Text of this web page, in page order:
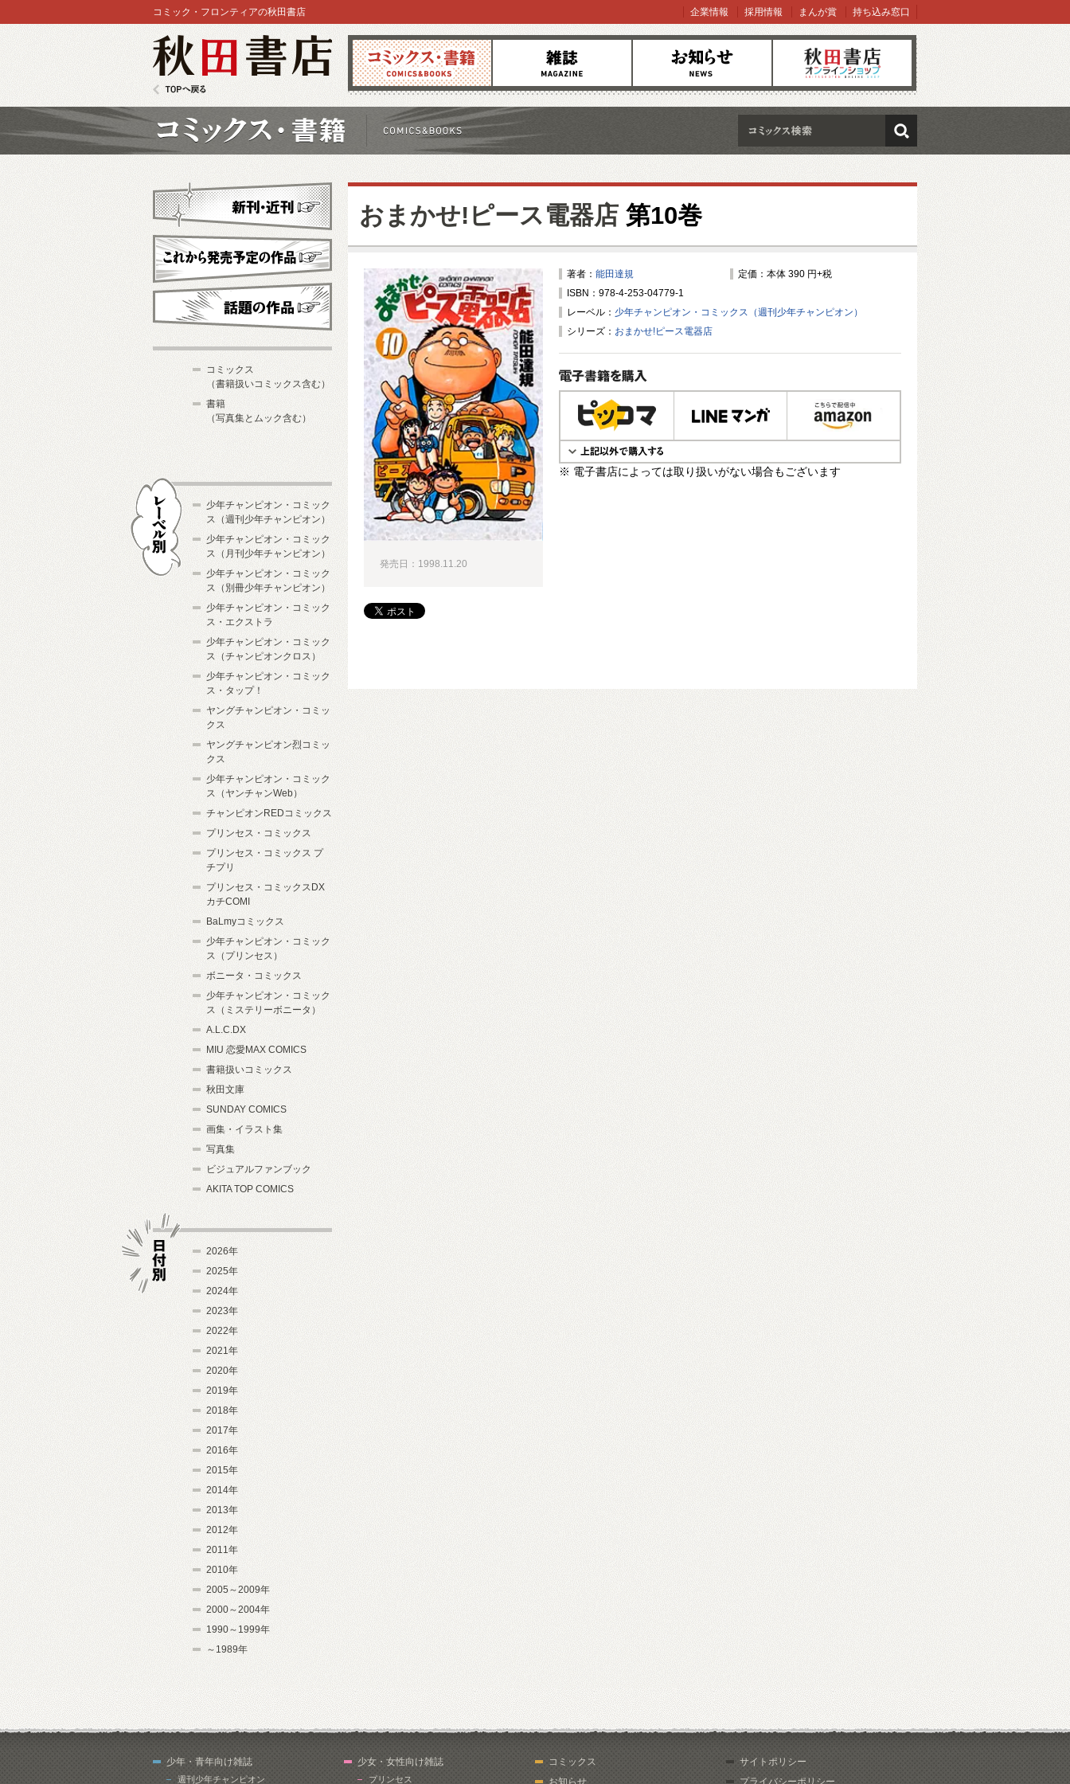
コミックス 雑誌 お知らせ オンラインショップ
コミック・フロンティアの秋田書店 企業情報 採用情報 まんが賞 持ち込み窓口
検索
おまかせ!ピース電器店 第10巻
著者： 能田達規
定価：本体 390 円+税
ISBN：978-4-253-04779-1
レーベル： 少年チャンピオン・コミックス（週刊少年チャンピオン）
シリーズ： おまかせ!ピース電器店
電子書籍で購入
※ 電子書店によっては取り扱いがない場合もございます
発売日：1998.11.20
新刊・近刊
これから発売予定
コミックス
（書籍扱いコミックス含む）
書籍
（写真集とムック含む）
少年チャンピオン・コミック
ス（週刊少年チャンピオン）
少年チャンピオン・コミック
ス（月刊少年チャンピオン）
少年チャンピオン・コミック
ス（別冊少年チャンピオン）
少年チャンピオン・コミック
ス・エクストラ
少年チャンピオン・コミック
ス（チャンピオンクロス）
少年チャンピオン・コミック
ス・タップ！
ヤングチャンピオン・コミッ
クス
ヤングチャンピオン烈コミッ
クス
少年チャンピオン・コミック
ス（ヤンチャンWeb）
チャンピオンREDコミックス
プリンセス・コミックス
プリンセス・コミックス プ
チプリ
プリンセス・コミックスDX
カチCOMI
BaLmyコミックス
少年チャンピオン・コミック
ス（プリンセス）
ボニータ・コミックス
少年チャンピオン・コミック
ス（ミステリーボニータ）
A.L.C.DX
MIU 恋愛MAX COMICS
書籍扱いコミックス
秋田文庫
SUNDAY COMICS
画集・イラスト集
写真集
ビジュアルファンブック
AKITA TOP COMICS
2026年
2025年
2024年
2023年
2022年
2021年
2020年
2019年
2018年
2017年
2016年
2015年
2014年
2013年
2012年
2011年
2010年
2005～2009年
2000～2004年
1990～1999年
～1989年
少年・青年向け雑誌
週刊少年チャンピオン
少女・女性向け雑誌
プリンセス
コミックス
お知らせ
サイトポリシー
プライバシーポリシー